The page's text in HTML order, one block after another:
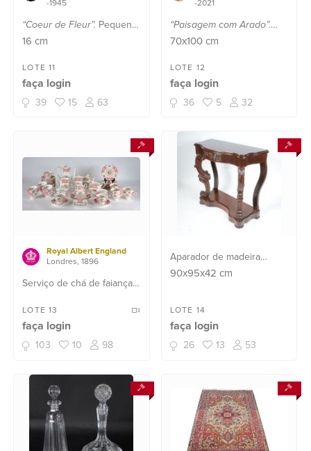
-1945
“Coeur de Fleur”. Pequeno
vaso de cristal francês
borboleta em relevo.
Assinado na parte inferior.
16 cm
LOTE 11
faça login
39 15 63
-2021
“Paisagem com Arado”.
Óleo sobre tela.
70x100cm
LOTE 12
faça login
36 5 32
Royal Albert England
Londres, 1896
Serviço de chá de faiança
Carlyle", composto de: 2
bules, 4 leiteiras, 2 bowls,
5 covilhetes, 15 xícaras
LOTE 13
faça login
103 10 98
Aparador de madeira
nobre, tampo recortado,
concheados com entalhes
unidas em platô inferior.
90x95x42 cm
LOTE 14
faça login
26 13 53